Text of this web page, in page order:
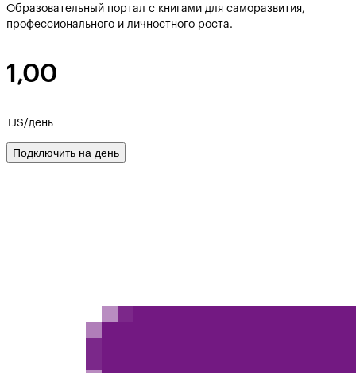
Образовательный портал с книгами для саморазвития,
профессионального и личностного роста.
1,00
TJS/день
Подключить на день